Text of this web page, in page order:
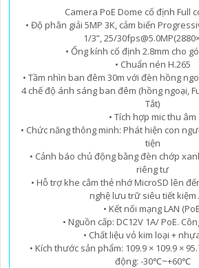
Camera PoE Dome cố định Full
• Độ phân giải 5MP 3K, cảm biến
1/3”, 25/
• Ống kính cố định 2.8mm cho
• Chuẩn nén H.265
• Tầm nhìn ban đêm 30m với đèn hồng
4 chế độ ánh sáng ban đêm (hồng ngoại,
Tắt)
• Tích hợp mic thu âm
• Chức năng thông minh: Phát hiện con
tiện
• Cảnh báo chủ động bằng đèn chớp
riêng tư
• Hỗ trợ khe cắm thẻ nhớ MicroSD lên
nghệ lưu trữ siêu tiết kiệm
• Kết nối mạng LAN
• Nguồn cấp: DC12V 1A/ PoE.
• Chất liệu vỏ kim loại +
• Kích thước sản phẩm: 109.9 × 109.9 ×
động: -30℃~+60℃